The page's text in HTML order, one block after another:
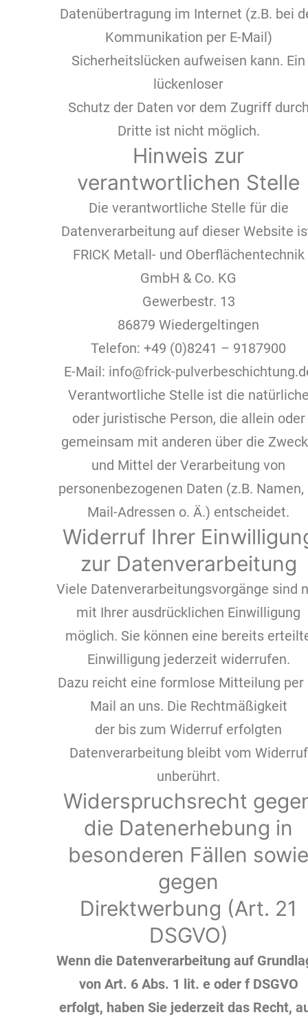
Datenübertragung im Internet (z.B. bei
Kommunikation per E-Mail)
Sicherheitslücken aufweisen kann. Ein
lückenloser
Schutz der Daten vor dem Zugriff
Dritte ist nicht möglich.
Hinweis zur
verantwortlichen Stelle
Die verantwortliche Stelle für die
Datenverarbeitung auf dieser Website
FRICK Metall- und Oberflächentechnik
GmbH & Co. KG
Gewerbestr. 13
86879 Wiedergeltingen
Telefon: +49 (0)8241 – 9187900
E-Mail: info@frick-
Verantwortliche Stelle ist die
oder juristische Person, die allein oder
gemeinsam mit anderen über die
und Mittel der Verarbeitung von
personenbezogenen Daten (z.B. Namen,
Mail-Adressen o. Ä.) entscheidet.
Widerruf Ihrer
zur Datenverarbeitung
Viele Datenverarbeitungsvorgänge sind
mit Ihrer ausdrücklichen Einwilligung
möglich. Sie können eine bereits
Einwilligung jederzeit widerrufen.
Dazu reicht eine formlose Mitteilung per
Mail an uns. Die Rechtmäßigkeit
der bis zum Widerruf erfolgten
Datenverarbeitung bleibt vom Widerruf
unberührt.
Widerspruchsrecht
die Datenerhebung in
besonderen Fällen sowie
gegen
Direktwerbung (Art. 21
DSGVO)
Wenn die Datenverarbeitung auf
von Art. 6 Abs. 1 lit. e oder f DSGVO
erfolgt, haben Sie jederzeit das Recht,